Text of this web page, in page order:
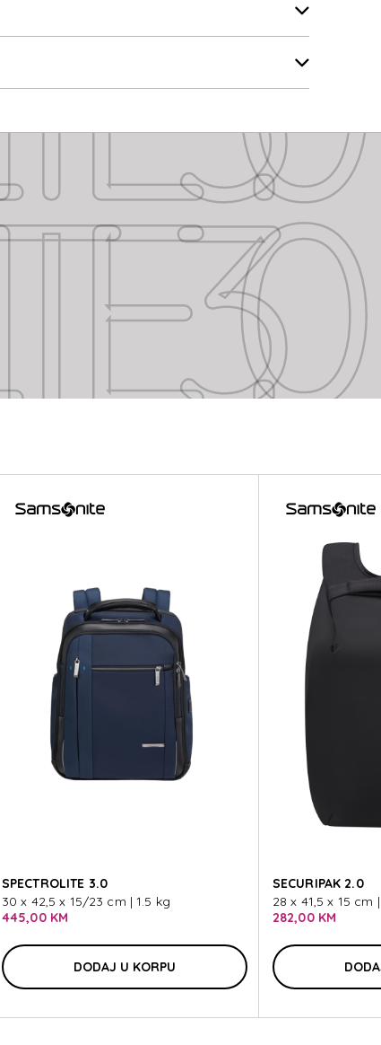
3.0
3.0
3.0
3.0
3.0
SPECTROLITE 3.0
30 x 42,5 x 15/23 cm | 1.5 kg
445,00 KM
DODAJ U KORPU
SECURIPAK 2.0
28 x 41,5 x 15 cm
282,00 KM